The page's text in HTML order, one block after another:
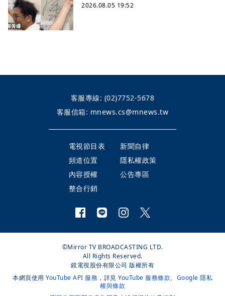
2026.08.05 19:52
客服專線: (02)7752-5678
客服信箱: mnews.cs@mnews.tw
電視節目表
新聞自律
頻道位置
隱私權政策
內容授權
公告專區
整合行銷
©Mirror TV BROADCASTING LTD.
All Rights Reserved.
鏡電視股份有限公司 版權所有
本網頁使用 YouTube API 服務 ，詳見 YouTube 服務條款、 Google 隱私
權與條款